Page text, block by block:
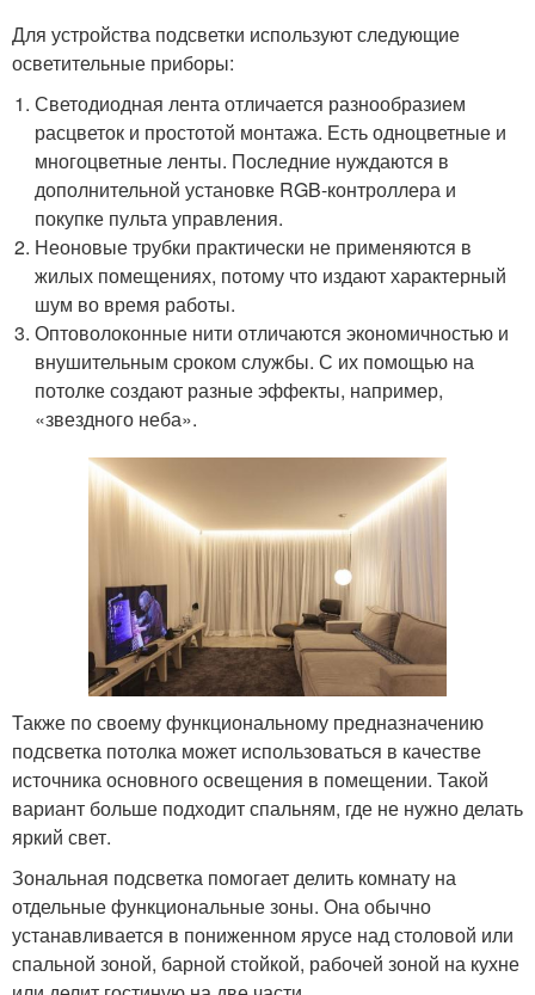
Для устройства подсветки используют следующие
осветительные приборы:
Светодиодная лента отличается разнообразием
расцветок и простотой монтажа. Есть одноцветные и
многоцветные ленты. Последние нуждаются в
дополнительной установке RGB-контроллера и
покупке пульта управления.
Неоновые трубки практически не применяются в
жилых помещениях, потому что издают характерный
шум во время работы.
Оптоволоконные нити отличаются экономичностью и
внушительным сроком службы. С их помощью на
потолке создают разные эффекты, например,
«звездного неба».
Также по своему функциональному предназначению
подсветка потолка может использоваться в качестве
источника основного освещения в помещении. Такой
вариант больше подходит спальням, где не нужно делать
яркий свет.
Зональная подсветка помогает делить комнату на
отдельные функциональные зоны. Она обычно
устанавливается в пониженном ярусе над столовой или
спальной зоной, барной стойкой, рабочей зоной на кухне